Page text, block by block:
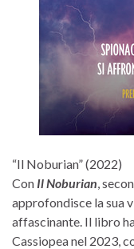
“Il Noburian” (2022)
Con Il Noburian ,
approfondisce la sua
affascinante. Il libro
Cassiopea nel 2023,